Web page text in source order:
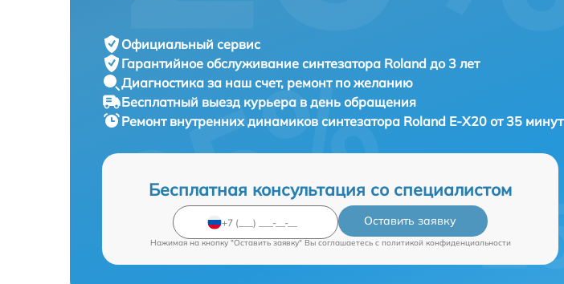
Официальный сервис
Гарантийное обслуживание синтезатора Roland до 3 лет
Диагностика за наш счет, ремонт по желанию
Бесплатный выезд курьера в день обращения
Ремонт внутренних динамиков синтезатора Roland E-X20 от 35 минут
Бесплатная консультация со специалистом
Оставить заявку
Нажимая на кнопку "Оставить заявку" Вы соглашаетесь c политикой конфиденциальности